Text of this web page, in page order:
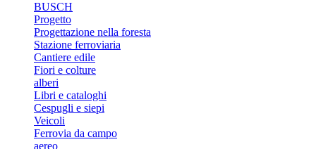
BUSCH
Progetto
Progettazione nella foresta
Stazione ferroviaria
Cantiere edile
Fiori e colture
alberi
Libri e cataloghi
Cespugli e siepi
Veicoli
Ferrovia da campo
aereo